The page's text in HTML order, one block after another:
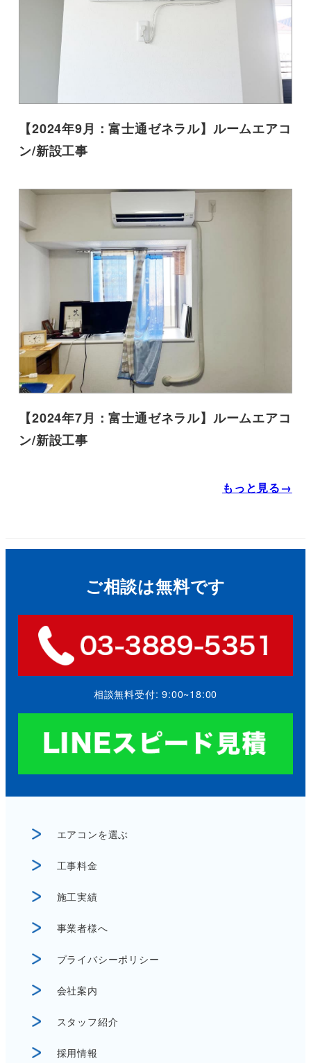
【2024年9月：富士通ゼネラル】ルームエアコ
ン/新設工事
【2024年7月：富士通ゼネラル】ルームエアコ
ン/新設工事
もっと見る→
ご相談は無料です
相談無料受付: 9:00~18:00
エアコンを選ぶ
工事料金
施工実績
事業者様へ
プライバシーポリシー
会社案内
スタッフ紹介
採用情報